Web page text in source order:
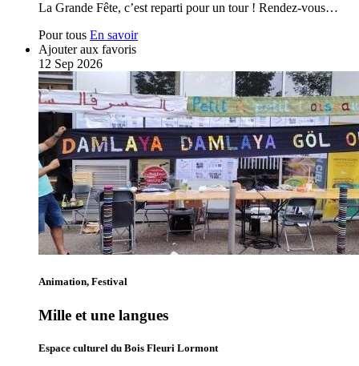
La Grande Fête, c’est reparti pour un tour ! Rendez-vous…
Pour tous En savoir
Ajouter aux favoris
12 Sep 2026
Animation, Festival
Mille et une langues
Espace culturel du Bois Fleuri Lormont